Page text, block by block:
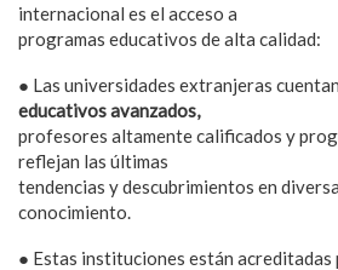
internacional es el acceso a
programas educativos de alta calidad:
● Las universidades extranjeras
educativos avanzados,
profesores altamente calificados y
reflejan las últimas
tendencias y descubrimientos en
conocimiento.
● Estas instituciones están